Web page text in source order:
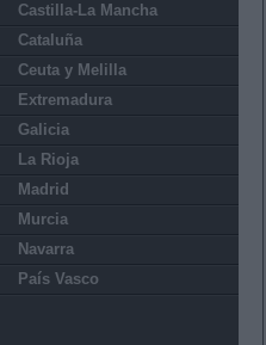
Castilla-La Mancha
Cataluña
Ceuta y Melilla
Extremadura
Galicia
La Rioja
Madrid
Murcia
Navarra
País Vasco